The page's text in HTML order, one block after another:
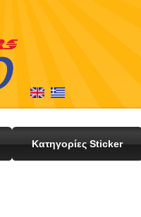
Κατηγορίες Sticker